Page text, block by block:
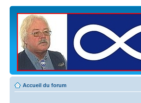
Accueil du forum